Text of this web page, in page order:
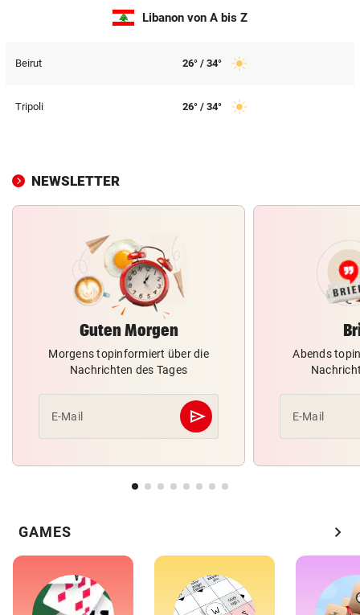
Libanon von A bis Z
Beirut 26° / 34°
Tripoli 26° / 34°
NEWSLETTER
Guten Morgen
Morgens topinformiert über die
Nachrichten des Tages
E-Mail send
Abschicken
Abends
E-Mail
GAMES chevron_right